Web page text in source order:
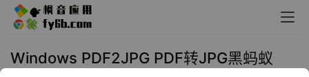
Windows PDF2JPG PDF转JPG黑蚂蚁